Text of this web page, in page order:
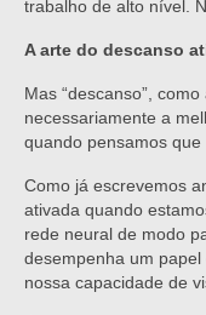
trabalho de alto nível.
A arte do descanso
Mas “descanso”,
necessariamente a
quando pensamos
Como já escrevemos
ativada quando
rede neural de modo
desempenha um
nossa capacidade de